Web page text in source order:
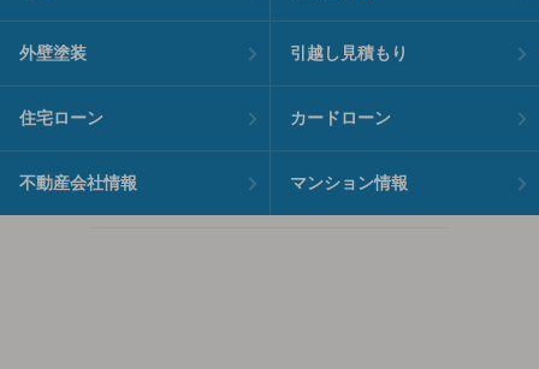
外壁塗装 引越し見積もり
住宅ローン カードローン
不動産会社情報 マンション情報